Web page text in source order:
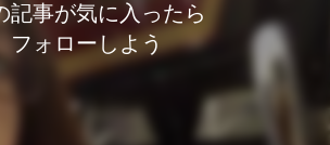
記事が気に入ったら
フォローしよう